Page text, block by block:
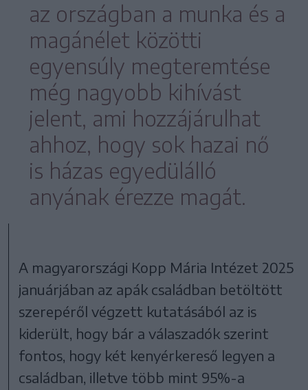
az országban a munka és a
magánélet közötti
egyensúly megteremtése
még nagyobb kihívást
jelent, ami hozzájárulhat
ahhoz, hogy sok hazai nő
is házas egyedülálló
anyának érezze magát.
A magyarországi Kopp Mária Intézet 2025
januárjában az apák családban betöltött
szerepéről végzett kutatásából az is
kiderült, hogy bár a válaszadók szerint
fontos, hogy két kenyérkereső legyen a
családban, illetve több mint 95%-a